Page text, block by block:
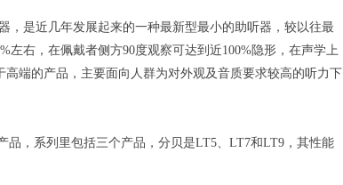
， 是近几年发展起来的一种最新型最小的助听器，较以往最
左右，在佩戴者侧方90度观察可达到近100%隐形，在声学上
高端的产品，主要面向人群为对外观及音质要求较高的听力下
品，系列里包括三个产品，分贝是LT5、LT7和LT9，其性能